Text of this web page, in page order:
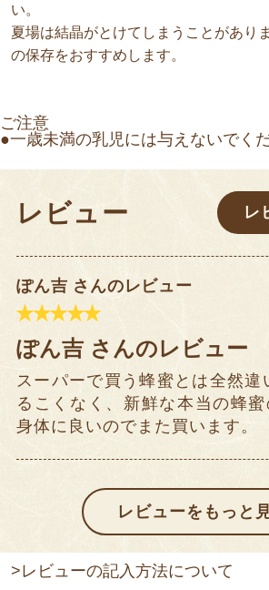
い。
夏場は結晶がとけてしまうことがあり
の保存をおすすめします。
ご注意
●一歳未満の乳児には与えないでくだ
レビュー レ
ぽん吉 さんのレビュー
ぽん吉 さんのレビュー
スーパーで買う蜂蜜とは全然違
るこくなく、新鮮な本当の蜂蜜
身体に良いのでまた買います。
>レビューの記入方法について